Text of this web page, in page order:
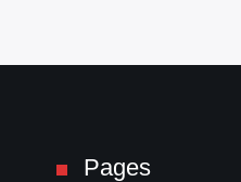
Pages